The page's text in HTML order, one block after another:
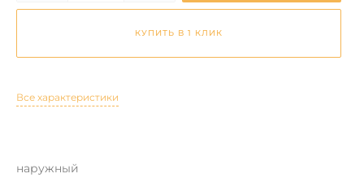
КУПИТЬ В 1 КЛИК
Все характеристики
наружный